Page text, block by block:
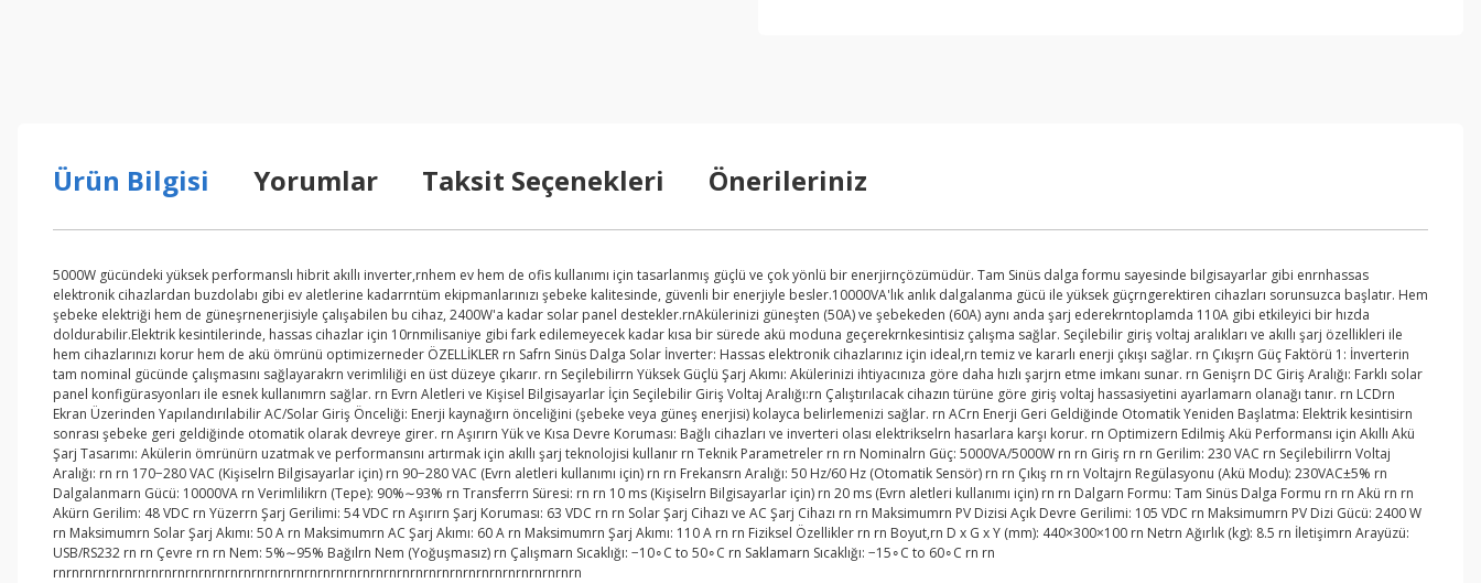
Ürün Bilgisi Yorumlar Taksit Seçenekleri Önerileriniz
5000W gücündeki yüksek performanslı hibrit akıllı inverter,rnhem ev hem de ofis kullanımı için tasarlanmış güçlü ve çok yönlü bir enerjirnçözümüdür. Tam Sinüs dalga formu sayesinde bilgisayarlar gibi enrnhassas
elektronik cihazlardan buzdolabı gibi ev aletlerine kadarrntüm ekipmanlarınızı şebeke kalitesinde, güvenli bir enerjiyle besler.10000VA'lık anlık dalgalanma gücü ile yüksek güçrngerektiren cihazları sorunsuzca başlatır. Hem
şebeke elektriği hem de güneşrnenerjisiyle çalışabilen bu cihaz, 2400W'a kadar solar panel destekler.rnAkülerinizi güneşten (50A) ve şebekeden (60A) aynı anda şarj ederekrntoplamda 110A gibi etkileyici bir hızda
doldurabilir.Elektrik kesintilerinde, hassas cihazlar için 10rnmilisaniye gibi fark edilemeyecek kadar kısa bir sürede akü moduna geçerekrnkesintisiz çalışma sağlar. Seçilebilir giriş voltaj aralıkları ve akıllı şarj özellikleri ile
hem cihazlarınızı korur hem de akü ömrünü optimizerneder ÖZELLİKLER rn Safrn Sinüs Dalga Solar İnverter: Hassas elektronik cihazlarınız için ideal,rn temiz ve kararlı enerji çıkışı sağlar. rn Çıkışrn Güç Faktörü 1: İnverterin
tam nominal gücünde çalışmasını sağlayarakrn verimliliği en üst düzeye çıkarır. rn Seçilebilirrn Yüksek Güçlü Şarj Akımı: Akülerinizi ihtiyacınıza göre daha hızlı şarjrn etme imkanı sunar. rn Genişrn DC Giriş Aralığı: Farklı solar
panel konfigürasyonları ile esnek kullanımrn sağlar. rn Evrn Aletleri ve Kişisel Bilgisayarlar İçin Seçilebilir Giriş Voltaj Aralığı:rn Çalıştırılacak cihazın türüne göre giriş voltaj hassasiyetini ayarlamarn olanağı tanır. rn LCDrn
Ekran Üzerinden Yapılandırılabilir AC/Solar Giriş Önceliği: Enerji kaynağırn önceliğini (şebeke veya güneş enerjisi) kolayca belirlemenizi sağlar. rn ACrn Enerji Geri Geldiğinde Otomatik Yeniden Başlatma: Elektrik kesintisirn
sonrası şebeke geri geldiğinde otomatik olarak devreye girer. rn Aşırırn Yük ve Kısa Devre Koruması: Bağlı cihazları ve inverteri olası elektrikselrn hasarlara karşı korur. rn Optimizern Edilmiş Akü Performansı için Akıllı Akü
Şarj Tasarımı: Akülerin ömrünürn uzatmak ve performansını artırmak için akıllı şarj teknolojisi kullanır rn Teknik Parametreler rn rn Nominalrn Güç: 5000VA/5000W rn rn Giriş rn rn Gerilim: 230 VAC rn Seçilebilirrn Voltaj
Aralığı: rn rn 170−280 VAC (Kişiselrn Bilgisayarlar için) rn 90−280 VAC (Evrn aletleri kullanımı için) rn rn Frekansrn Aralığı: 50 Hz/60 Hz (Otomatik Sensör) rn rn Çıkış rn rn Voltajrn Regülasyonu (Akü Modu): 230VAC±5% rn
Dalgalanmarn Gücü: 10000VA rn Verimlilikrn (Tepe): 90%∼93% rn Transferrn Süresi: rn rn 10 ms (Kişiselrn Bilgisayarlar için) rn 20 ms (Evrn aletleri kullanımı için) rn rn Dalgarn Formu: Tam Sinüs Dalga Formu rn rn Akü rn rn
Akürn Gerilim: 48 VDC rn Yüzerrn Şarj Gerilimi: 54 VDC rn Aşırırn Şarj Koruması: 63 VDC rn rn Solar Şarj Cihazı ve AC Şarj Cihazı rn rn Maksimumrn PV Dizisi Açık Devre Gerilimi: 105 VDC rn Maksimumrn PV Dizi Gücü: 2400 W
rn Maksimumrn Solar Şarj Akımı: 50 A rn Maksimumrn AC Şarj Akımı: 60 A rn Maksimumrn Şarj Akımı: 110 A rn rn Fiziksel Özellikler rn rn Boyut,rn D x G x Y (mm): 440×300×100 rn Netrn Ağırlık (kg): 8.5 rn İletişimrn Arayüzü:
USB/RS232 rn rn Çevre rn rn Nem: 5%∼95% Bağılrn Nem (Yoğuşmasız) rn Çalışmarn Sıcaklığı: −10∘C to 50∘C rn Saklamarn Sıcaklığı: −15∘C to 60∘C rn rn
rnrnrnrnrnrnrnrnrnrnrnrnrnrnrnrnrnrnrnrnrnrnrnrnrnrnrnrnrnrnrnrnrnrnrnrnrnrnrnrn